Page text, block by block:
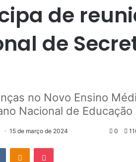
de
de
no Novo Ensino
Nacional de Educação
15 de março de 2024 0